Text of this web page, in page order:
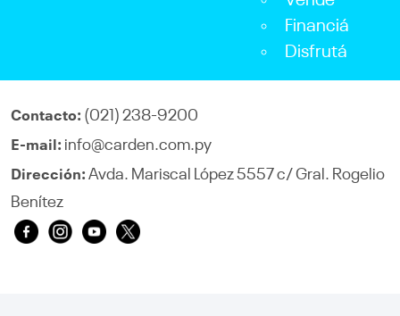
Financiá
Disfrutá
Contacto: (021) 238-9200
E-mail: info@carden.com.py
Dirección: Avda. Mariscal López 5557 c/ Gral. Rogelio
Benítez